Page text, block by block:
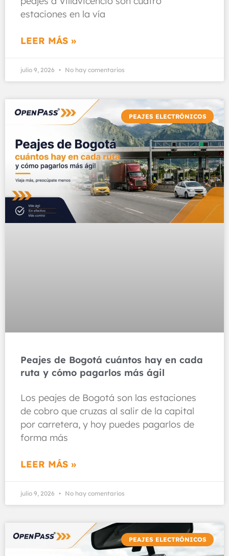
estaciones en la vía
LEER MÁS »
julio 9, 2026 No hay comentarios
PEAJES ELECTRÓNICOS
Peajes de Bogotá cuántos hay en cada
ruta y cómo pagarlos más ágil
Los peajes de Bogotá son las estaciones
de cobro que cruzas al salir de la capital
por carretera, y hoy puedes pagarlos de
forma más
LEER MÁS »
julio 9, 2026 No hay comentarios
PEAJES ELECTRÓNICOS